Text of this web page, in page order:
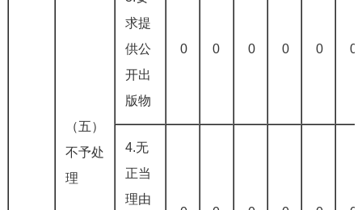
（五）
不予处
理
求提
供公
开出
版物
0 0 0 0 0 0
4.无
正当
理由